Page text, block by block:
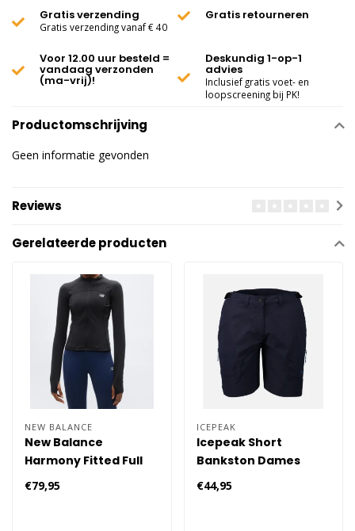
Gratis verzending
Gratis verzending vanaf € 40
Gratis retourneren
Voor 12.00 uur besteld =
vandaag verzonden
(ma-vrij)!
Deskundig 1-op-1
advies
Inclusief gratis voet- en
loopscreening bij PK!
Productomschrijving
Geen informatie gevonden
Reviews
Gerelateerde producten
NEW BALANCE
New Balance
Harmony Fitted Full
Zip Hardloopkleding
Dames - Zwart
€79,95
ICEPEAK
Icepeak Short
Bankston Dames
€44,95